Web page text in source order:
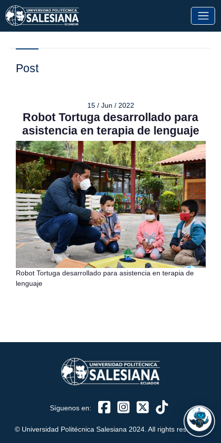
Post
15 / Jun / 2022
Robot Tortuga desarrollado para
asistencia en terapia de lenguaje
Robot Tortuga desarrollado para asistencia en terapia de
lenguaje
Síguenos en:
© Universidad Politécnica Salesiana 2024. All rights reserved.
ASISTENTE UPS